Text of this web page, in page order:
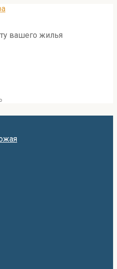
вашего жилья